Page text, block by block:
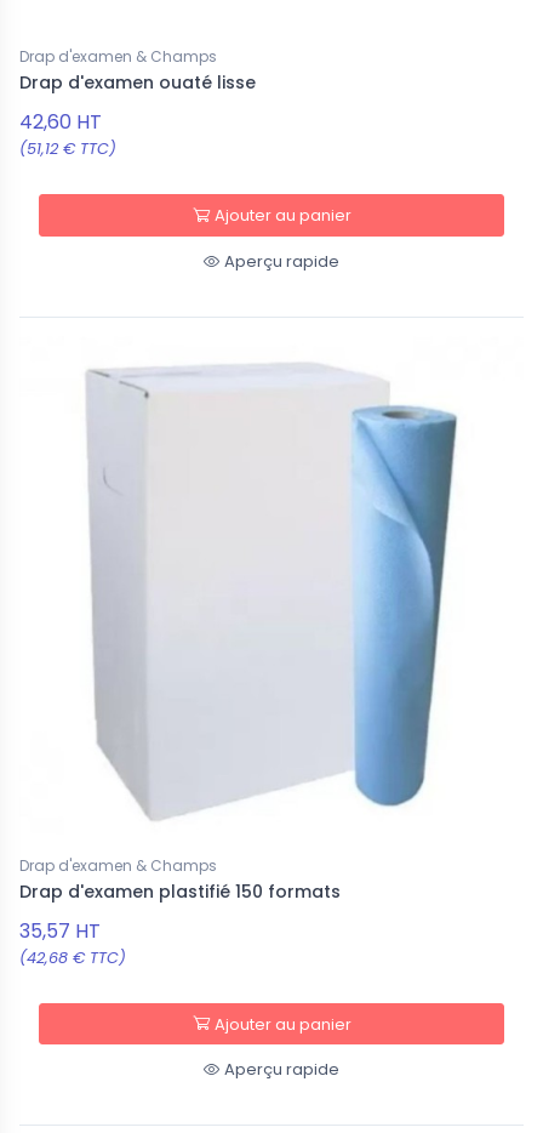
Drap d'examen & Champs
Drap d'examen ouaté lisse
42,60 HT
(51,12 € TTC)
Ajouter au panier
Aperçu rapide
Drap d'examen & Champs
Drap d'examen plastifié 150 formats
35,57 HT
(42,68 € TTC)
Ajouter au panier
Aperçu rapide